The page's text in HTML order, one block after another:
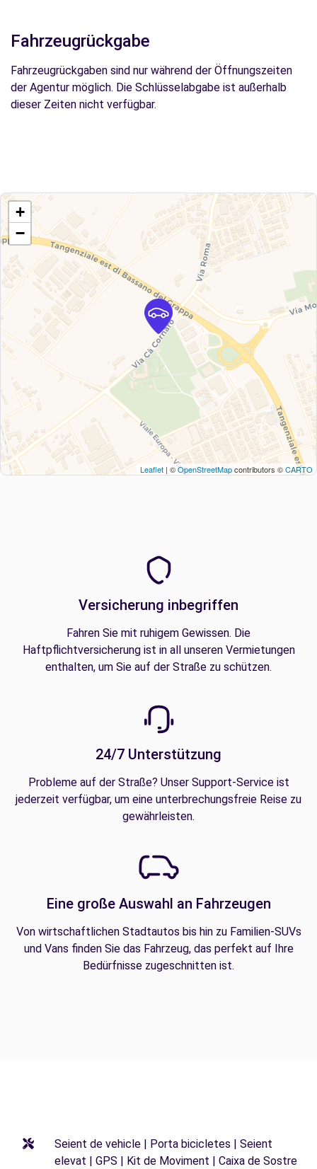
Fahrzeugrückgabe
Fahrzeugrückgaben sind nur während der Öffnungszeiten
der Agentur möglich. Die Schlüsselabgabe ist außerhalb
dieser Zeiten nicht verfügbar.
+
−
Leaflet | ©OpenStreetMapcontributors ©CARTO
Versicherung inbegriffen
Fahren Sie mit ruhigem Gewissen. Die
Haftpflichtversicherung ist in all unseren Vermietungen
enthalten, um Sie auf der Straße zu schützen.
24/7 Unterstützung
Probleme auf der Straße? Unser Support-Service ist
jederzeit verfügbar, um eine unterbrechungsfreie Reise zu
gewährleisten.
Eine große Auswahl an Fahrzeugen
Von wirtschaftlichen Stadtautos bis hin zu Familien-SUVs
und Vans finden Sie das Fahrzeug, das perfekt auf Ihre
Bedürfnisse zugeschnitten ist.
Seient de vehicle | Porta bicicletes | Seient
elevat | GPS | Kit de Moviment | Caixa de Sostre